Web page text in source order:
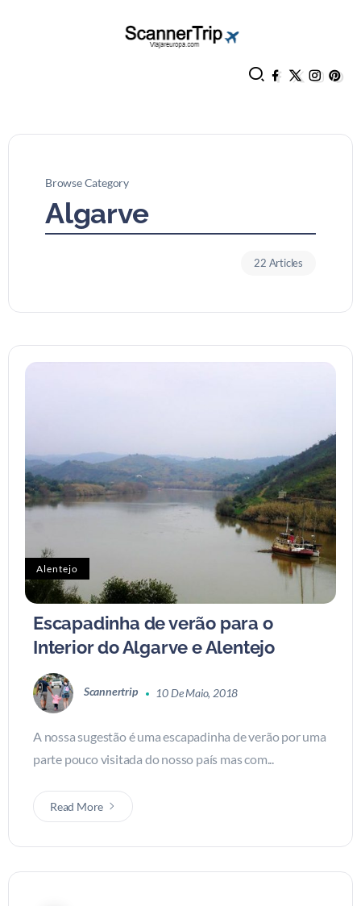
Browse Category
Algarve
22 Articles
Alentejo
Escapadinha de verão para o
Interior do Algarve e Alentejo
Scannertrip 10 De Maio, 2018
A nossa sugestão é uma escapadinha de verão por uma
parte pouco visitada do nosso país mas com...
Read More